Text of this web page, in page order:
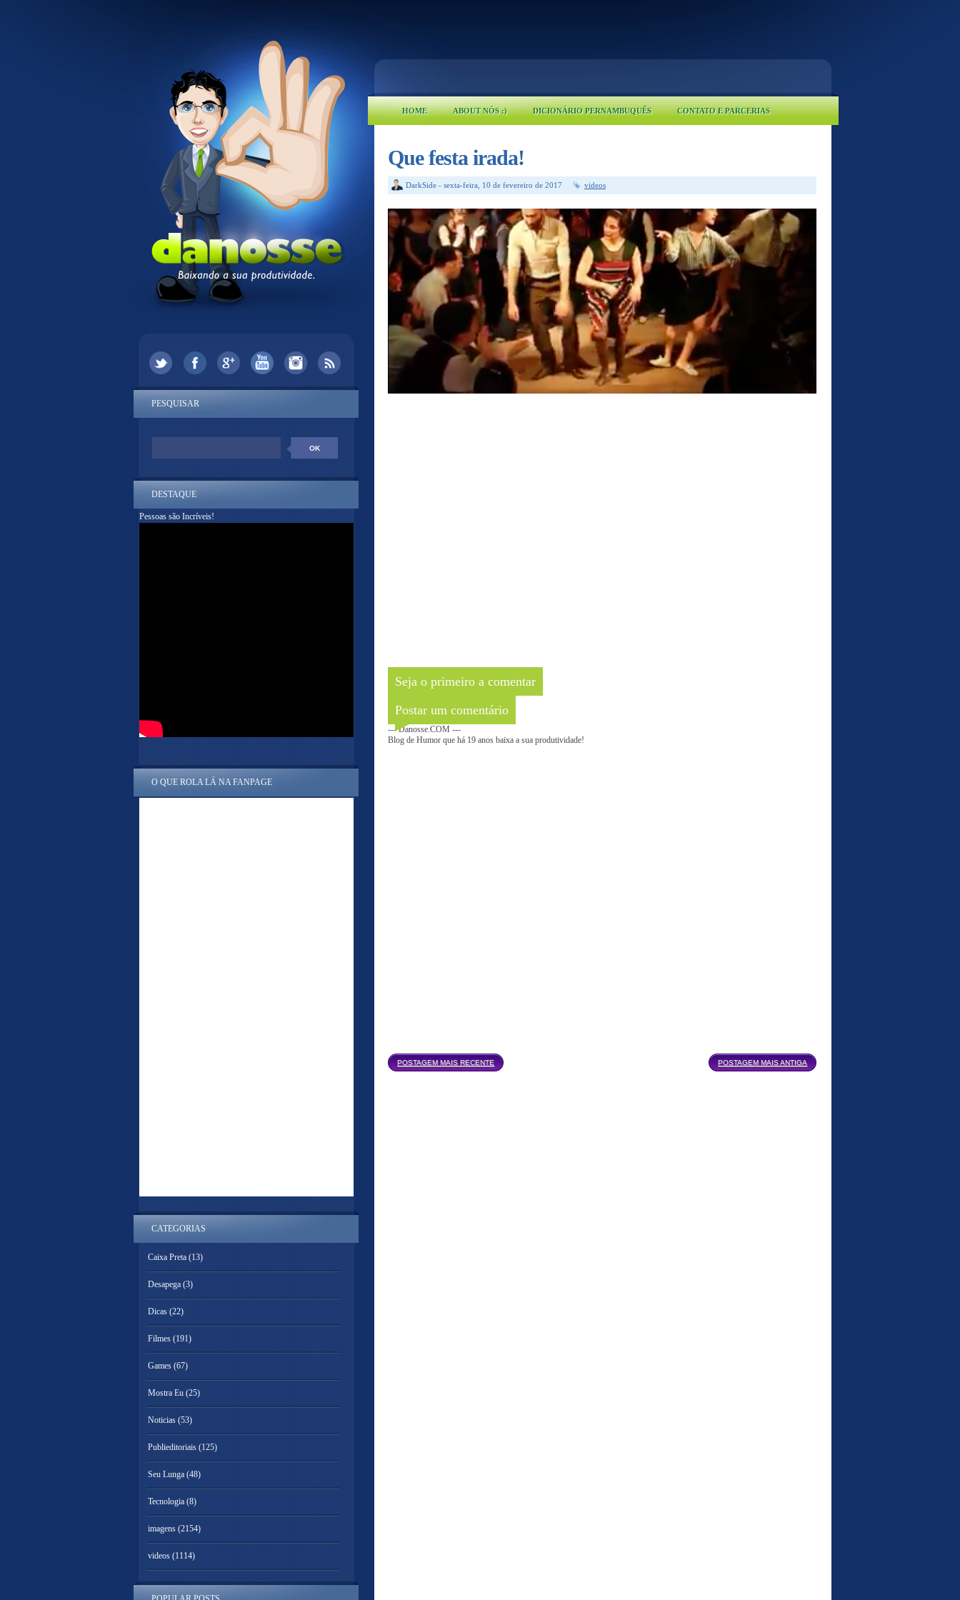
HOME ABOUT NÓS :) DICIONÁRIO PERNAMBUQUÊS CONTATO E PARCERIAS
Que festa irada!
DarkSide - sexta-feira, 10 de fevereiro de 2017 videos
Seja o primeiro a comentar
Postar um comentário
--- Danosse.COM ---
Blog de Humor que há 19 anos baixa a sua produtividade!
POSTAGEM MAIS RECENTE POSTAGEM MAIS ANTIGA
PESQUISAR
DESTAQUE
Pessoas são Incríveis!
O QUE ROLA LÁ NA FANPAGE
CATEGORIAS
Caixa Preta (13)
Desapega (3)
Dicas (22)
Filmes (191)
Games (67)
Mostra Eu (25)
Noticias (53)
Publieditoriais (125)
Seu Lunga (48)
Tecnologia (8)
imagens (2154)
videos (1114)